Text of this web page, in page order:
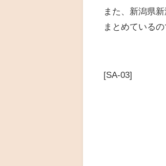
また、新潟県
まとめている
[SA-03]